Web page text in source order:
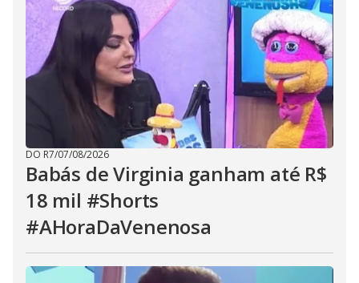
DO R7/07/08/2026
Babás de Virginia ganham até R$
18 mil #Shorts
#AHoraDaVenenosa